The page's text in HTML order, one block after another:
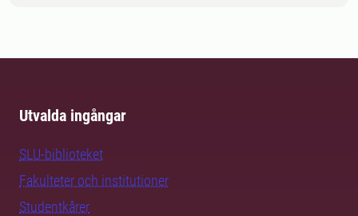
Utvalda ingångar
SLU-biblioteket
Fakulteter och institutioner
Studentkårer